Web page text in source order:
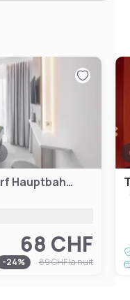
Holiday Inn Express Düsseldorf Hauptbahnhof
68 CHF
-24% 89 CHFla nuit